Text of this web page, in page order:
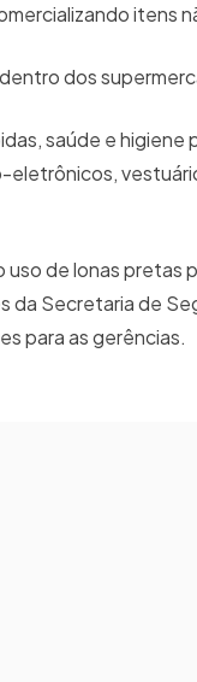
itens
dos
saúde e
de lonas pretas
da Secretaria de
para as gerências.